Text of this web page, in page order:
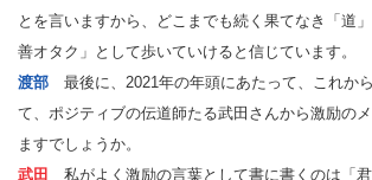
とを言いますから、どこまでも続く果てなき「道
善オタク」として歩いていけると信じています。
渡部 最後に、2021年の年頭にあたって、これか
て、ポジティブの伝道師たる武田さんから激励の
ますでしょうか。
武田
私がよく激励の言葉として書に書くのは「